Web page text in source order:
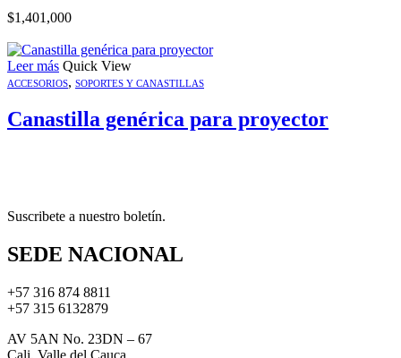
$1,401,000
Leer más Quick View
ACCESORIOS, SOPORTES Y CANASTILLAS
Canastilla genérica para proyector
Suscribete a nuestro boletín.
SEDE NACIONAL
+57 316 874 8811
+57 315 6132879
AV 5AN No. 23DN – 67